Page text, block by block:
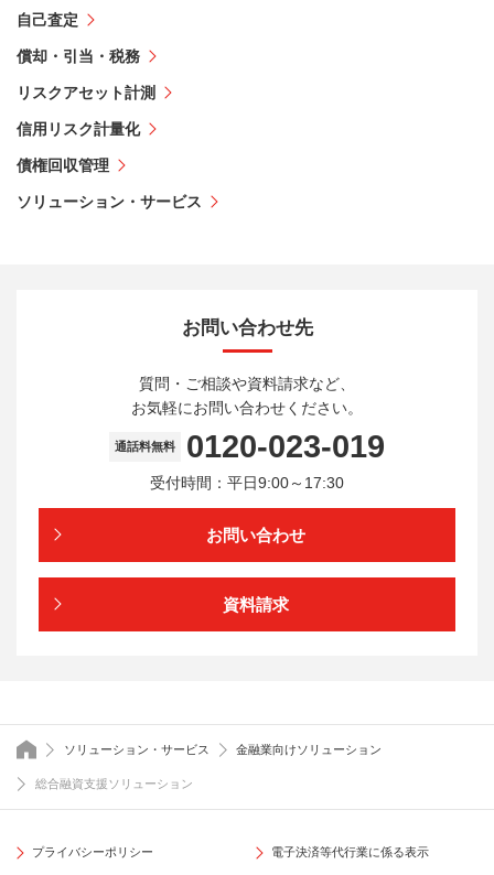
自己査定
償却・引当・税務
リスクアセット計測
信用リスク計量化
債権回収管理
ソリューション・サービス
お問い合わせ先
質問・ご相談や資料請求など、
お気軽にお問い合わせください。
通話料無料 0120-023-019
受付時間：平日9:00～17:30
お問い合わせ
資料請求
トップページ
ソリューション・サービス 金融業向けソリューション
総合融資支援ソリューション
プライバシーポリシー 電子決済等代行業に係る表示